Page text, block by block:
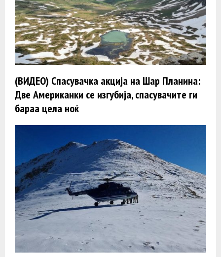
(ВИДЕО) Спасувачка акција на Шар Планина:
Две Американки се изгубија, спасувачите ги
бараа цела ноќ